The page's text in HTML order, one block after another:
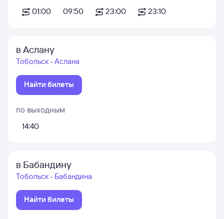
01:00
09:50 23:00
23:10
в Аслану
Тобольск - Аслана
Найти билеты
по выходным
14:40
в Бабандину
Тобольск - Бабандина
Найти билеты